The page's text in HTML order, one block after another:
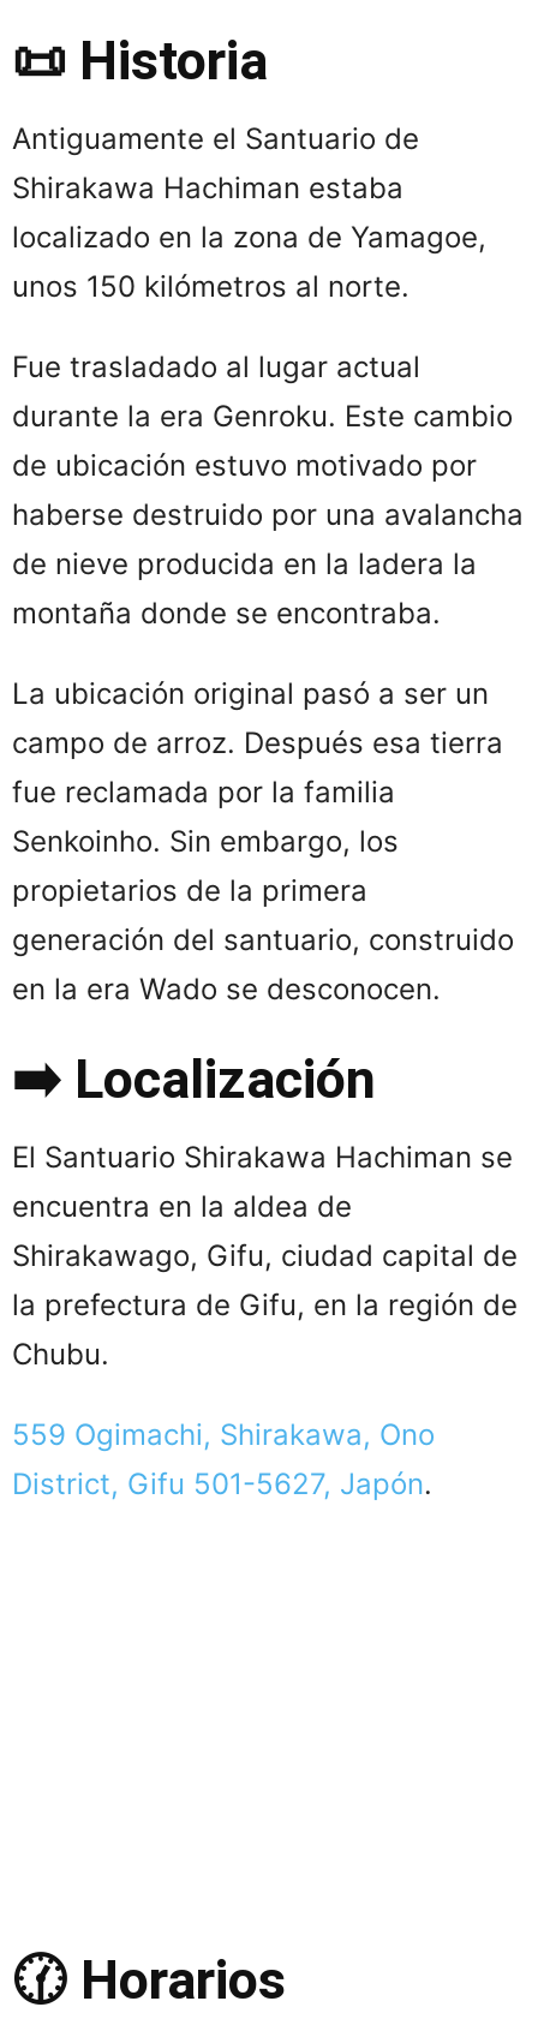
📜 Historia
Antiguamente el Santuario de
Shirakawa Hachiman estaba
localizado en la zona de Yamagoe,
unos 150 kilómetros al norte.
Fue trasladado al lugar actual
durante la era Genroku. Este cambio
de ubicación estuvo motivado por
haberse destruido por una avalancha
de nieve producida en la ladera la
montaña donde se encontraba.
La ubicación original pasó a ser un
campo de arroz. Después esa tierra
fue reclamada por la familia
Senkoinho. Sin embargo, los
propietarios de la primera
generación del santuario, construido
en la era Wado se desconocen.
➡️ Localización
El Santuario Shirakawa Hachiman se
encuentra en la aldea de
Shirakawago, Gifu, ciudad capital de
la prefectura de Gifu, en la región de
Chubu.
559 Ogimachi, Shirakawa, Ono
District, Gifu 501-5627, Japón.
🕜 Horarios